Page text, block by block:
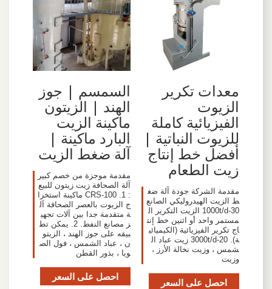
معدات تكرير
الزيوت
الفيزيائية كاملة
للزيوت النباتية |
أفضل خط إنتاج
زيت الطعام
مقدمة الشركة جودة آلة ضغ
ط الزيت الهيدروليكي الصانع
30-1000t/d الزيت التكرير ال
مستمر واحد أو اثنين خط إنت
اج تكرير الفيزيائية (الكيميائي
ة). 20-3000t/d زيت عباد ال
شمس ، وزيت نخالة الأرز ،
وزيت
احصل على السعر
السمسم | جوز
الهند | الزيتون
ماكينة الزيت
البارد ماكينة |
آلة ضغط الزيت
مقدمة موجزة من خصم كبير
آلة الصحافة زيت زيتون للبيع
: 1. CRS-100 ماكينة استخرا
ج الزيوت بالعصر الصحافة آل
ة متقدمة جدا بين آلات تجهي
ز مصانع النفط. 2. يمكن تط
بيقه على جوز الهند ، الزيتو
ن ، عباد الشمس ، فول الص
ويا ، بذور القطن
احصل على السعر